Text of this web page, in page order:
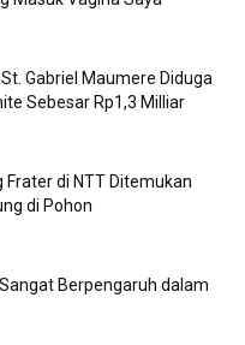
Gabriel Maumere Diduga
Sebesar Rp1,3 Milliar
Frater di NTT Ditemukan
di Pohon
Berpengaruh dalam